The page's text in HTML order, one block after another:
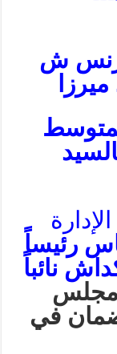
ش
رئيساً
نائباً
مجلس
في